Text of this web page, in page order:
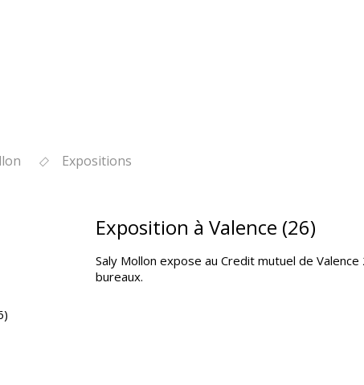
Expositions
Exposition à Valence (26)
Saly Mollon expose au Credit mutuel de
bureaux.